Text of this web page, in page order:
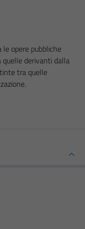
le opere pubbliche
quelle derivanti dalla
tra quelle